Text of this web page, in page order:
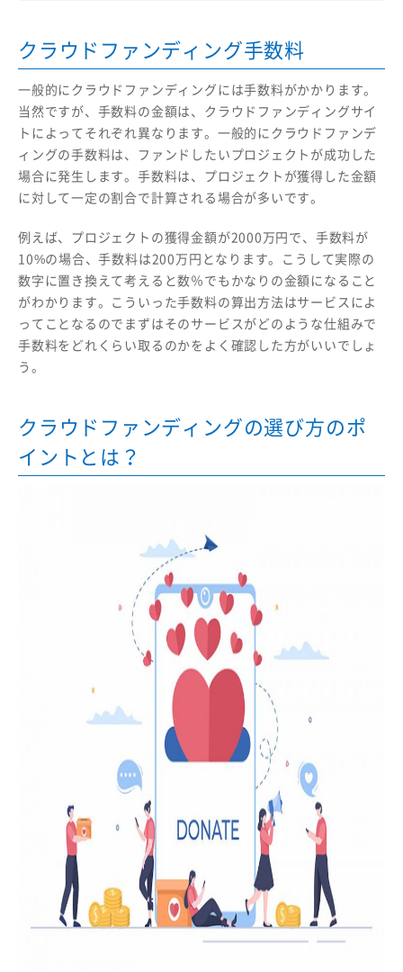
クラウドファンディング手数料
一般的にクラウドファンディングには手数料がかかります。
当然ですが、手数料の金額は、クラウドファンディングサイ
トによってそれぞれ異なります。一般的にクラウドファンデ
ィングの手数料は、ファンドしたいプロジェクトが成功した
場合に発生します。手数料は、プロジェクトが獲得した金額
に対して一定の割合で計算される場合が多いです。
例えば、プロジェクトの獲得金額が2000万円で、手数料が
10%の場合、手数料は200万円となります。こうして実際の
数字に置き換えて考えると数％でもかなりの金額になること
がわかります。こういった手数料の算出方法はサービスによ
ってことなるのでまずはそのサービスがどのような仕組みで
手数料をどれくらい取るのかをよく確認した方がいいでしょ
う。
クラウドファンディングの選び方のポ
イントとは？